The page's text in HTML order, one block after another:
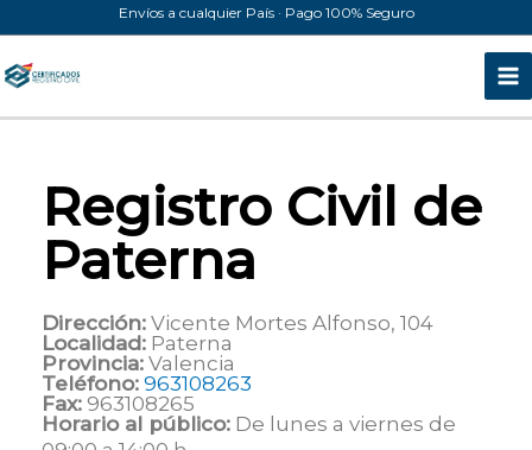
al
contenido
Envíos a cualquier País · Pago 100% Seguro
Registro Civil de
Paterna
Dirección: Vicente Mortes Alfonso, 104
Localidad: Paterna
Provincia: Valencia
Teléfono: 963108263
Fax: 963108265
Horario al público: De lunes a viernes de